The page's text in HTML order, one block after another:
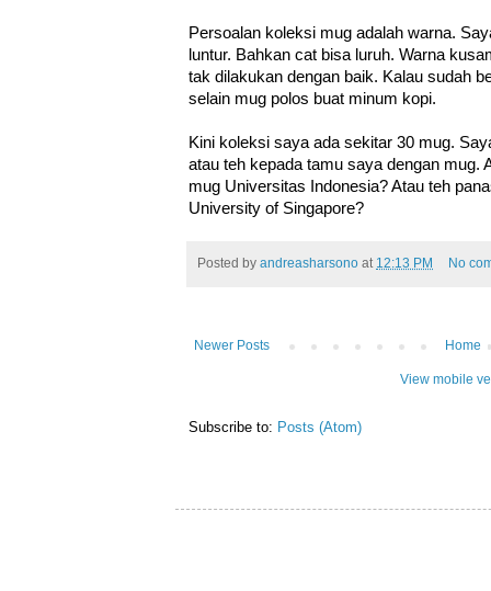
Persoalan koleksi mug adalah warna.
luntur. Bahkan cat bisa luruh. Warna
tak dilakukan dengan baik. Kalau sudah
selain mug polos buat minum kopi.
Kini koleksi saya ada sekitar 30 mug.
atau teh kepada tamu saya dengan mug.
mug Universitas Indonesia? Atau teh
University of Singapore?
Posted by andreasharsono at 12:13 PM No
Newer Posts Home
View mobile
Subscribe to: Posts (Atom)